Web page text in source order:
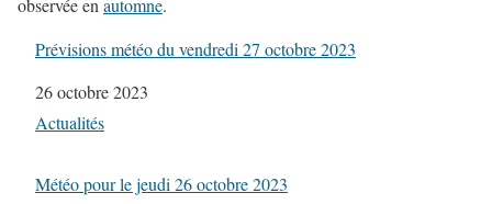
observée en automne.
Prévisions météo du vendredi 27 octobre 2023
Date
26 octobre 2023
Par rapport à
Actualités
Météo pour le jeudi 26 octobre 2023